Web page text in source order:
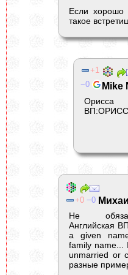
Если
такое
1
0
Mike
0 0
Не
Английская
a given
family name...
unmarried or
разные